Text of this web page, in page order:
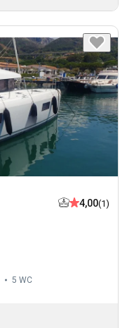
4,00(1)
5 WC